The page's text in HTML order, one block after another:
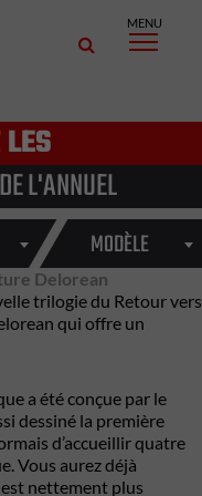
MENU
DE L'ANNUEL
MODÈLE
Delorean
trilogie du Retour vers
qui offre un
a été conçue par le
dessiné la première
d’accueillir quatre
Vous aurez déjà
nettement plus